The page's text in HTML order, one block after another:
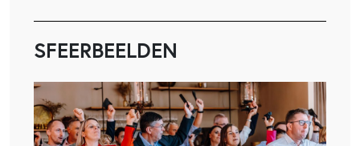
SFEERBEELDEN